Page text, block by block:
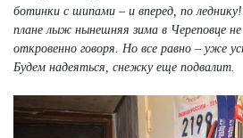
ботинки с шипами – и вперед, по
плане лыж нынешняя зима в Череповце
откровенно говоря. Но все равно – уже
Будем надеяться, снежку еще подвалит.